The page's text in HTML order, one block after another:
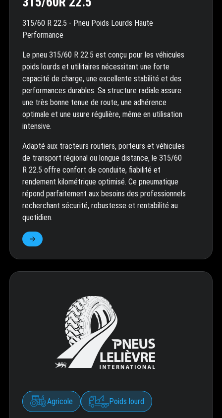
315/60 R 22.5 - Pneu Poids Lourds Haute
Performance
Le pneu 315/60 R 22.5 est conçu pour les véhicules
poids lourds et utilitaires nécessitant une forte
capacité de charge, une excellente stabilité et des
performances durables. Sa structure radiale assure
une très bonne tenue de route, une adhérence
optimale et une usure régulière, même en utilisation
intensive.
Adapté aux tracteurs routiers, porteurs et véhicules
de transport régional ou longue distance, le 315/60
R 22.5 offre confort de conduite, fiabilité et
rendement kilométrique optimisé. Ce pneumatique
répond parfaitement aux besoins des professionnels
recherchant sécurité, robustesse et rentabilité au
quotidien.
Agricole Poids lourd